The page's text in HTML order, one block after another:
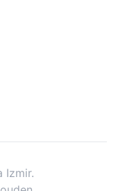
Izmir.